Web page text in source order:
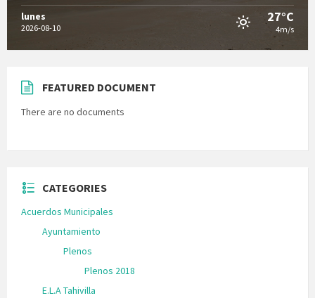
lunes
2026-08-10
27°C
4m/s
FEATURED DOCUMENT
There are no documents
CATEGORIES
Acuerdos Municipales
Ayuntamiento
Plenos
Plenos 2018
E.L.A Tahivilla